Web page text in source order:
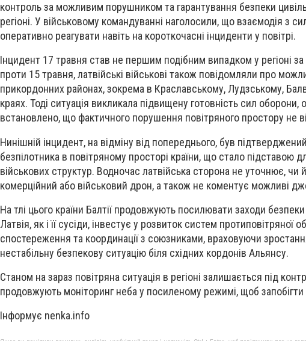
контроль за можливим порушником та гарантування безпеки
регіоні. У військовому командуванні наголосили, що взаємодія з
оперативно реагувати навіть на короткочасні інциденти у повітрі.
Інцидент 17 травня став не першим подібним випадком у регіоні за
проти 15 травня, латвійські військові також повідомляли про
прикордонних районах, зокрема в Краславському, Лудзському,
краях. Тоді ситуація викликала підвищену готовність сил оборони,
встановлено, що фактичного порушення повітряного простору не
Нинішній інцидент, на відміну від попереднього, був
безпілотника в повітряному просторі країни, що стало підставою
військових структур. Водночас латвійська сторона не уточнює, чи
комерційний або військовий дрон, а також не коментує можливі
На тлі цього країни Балтії продовжують посилювати заходи
Латвія, як і її сусіди, інвестує у розвиток систем протиповітряної
спостереження та координації з союзниками, враховуючи зростання
нестабільну безпекову ситуацію біля східних кордонів Альянсу.
Станом на зараз повітряна ситуація в регіоні залишається під
продовжують моніторинг неба у посиленому режимі, щоб
Інформує nenka.info